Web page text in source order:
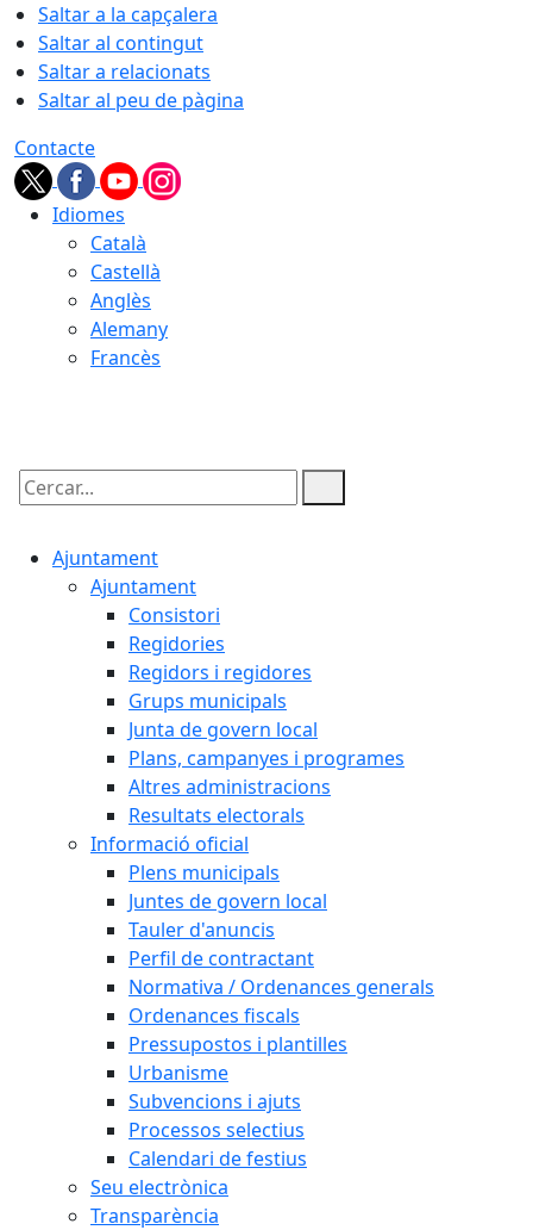
Saltar a la capçalera
Saltar al contingut
Saltar a relacionats
Saltar al peu de pàgina
Contacte
Idiomes
Català
Castellà
Anglès
Alemany
Francès
Cercar:
Ajuntament
Ajuntament
Consistori
Regidories
Regidors i regidores
Grups municipals
Junta de govern local
Plans, campanyes i programes
Altres administracions
Resultats electorals
Informació oficial
Plens municipals
Juntes de govern local
Tauler d'anuncis
Perfil de contractant
Normativa / Ordenances generals
Ordenances fiscals
Pressupostos i plantilles
Urbanisme
Subvencions i ajuts
Processos selectius
Calendari de festius
Seu electrònica
Transparència